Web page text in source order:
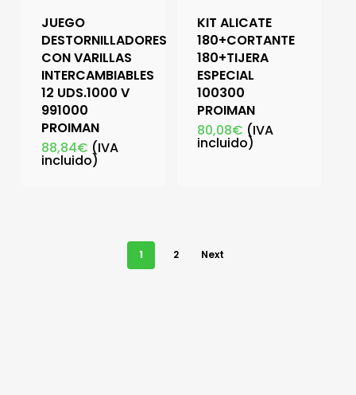
JUEGO
DESTORNILLADORES
CON VARILLAS
INTERCAMBIABLES
12 UDS.1000 V
991000
PROIMAN
88,84€ (IVA
incluido)
KIT ALICATE
180+CORTANTE
180+TIJERA
ESPECIAL
100300
PROIMAN
80,08€ (IVA
incluido)
1 2 Next